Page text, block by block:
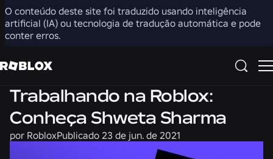
O conteúdo deste site foi traduzido usando inteligência
artificial (IA) ou tecnologia de tradução automática e pode
conter erros.
Compartilhar
Trabalhando na Roblox:
Conheça Shweta Sharma
por RobloxPublicado 23 de jun. de 2021